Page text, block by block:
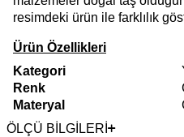
resimdeki ürün ile farklılık
Ürün Özellikleri
Kategori
Renk
Materyal
ÖLÇÜ BİLGİLERİ